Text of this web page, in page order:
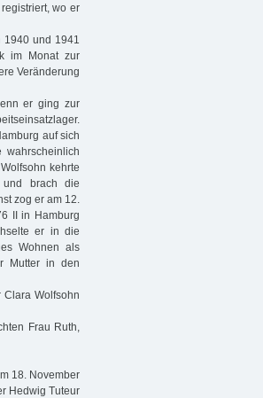
wo er
und 1941
im Monat zur
Veränderung
er ging zur
auf sich
kehrte
brach die
zog er am 12.
II in Hamburg
er in die
Wohnen als
Mutter in den
Clara Wolfsohn
Frau Ruth,
18. November
Hedwig Tuteur